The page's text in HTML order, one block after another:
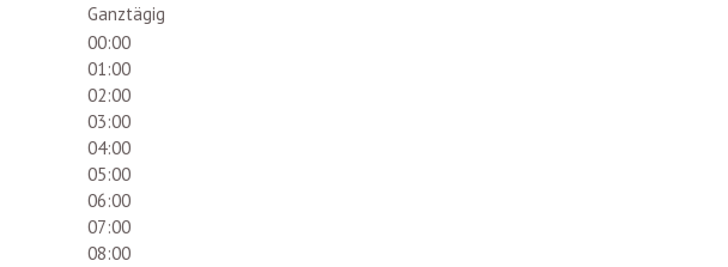
Ganztägig
00:00
01:00
02:00
03:00
04:00
05:00
06:00
07:00
08:00